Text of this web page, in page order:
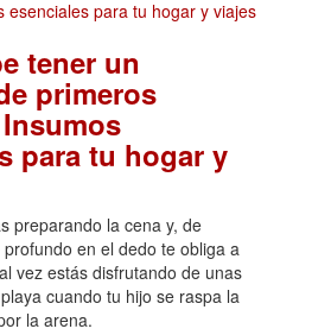
tener un
primeros
para tu hogar y
preparando la cena y, de
en el dedo te obliga a
vez estás disfrutando de unas
cuando tu hijo se raspa la
la arena.